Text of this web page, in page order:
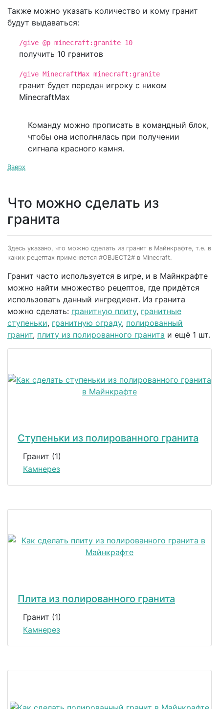
Также можно указать количество и кому гранит
будут выдаваться:
/give @p minecraft:granite 10
получить 10 гранитов
/give MinecraftMax minecraft:granite
гранит будет передан игроку с ником
MinecraftMax
Команду можно прописать в командный блок,
чтобы она исполнялась при получении
сигнала красного камня.
Вверх
Что можно сделать из
гранита
Здесь указано, что можно сделать из гранит в Майнкрафте, т.е. в
каких рецептах применяется #OBJECT2# в Minecraft.
Гранит часто используется в игре, и в Майнкрафте
можно найти множество рецептов, где придётся
использовать данный ингредиент. Из гранита
можно сделать: гранитную плиту, гранитные
ступеньки, гранитную ограду, полированный
гранит, плиту из полированного гранита и ещё 1 шт.
Ступеньки из полированного гранита
Гранит (1)
Камнерез
Плита из полированного гранита
Гранит (1)
Камнерез